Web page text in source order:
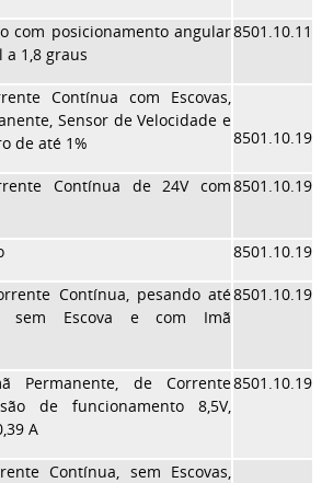
com posicionamento angular
1,8 graus
8501.10.11
Contínua com Escovas,
Sensor de Velocidade e
de até 1%
8501.10.19
Contínua de 24V com8501.10.19
8501.10.19
Contínua, pesando até
sem Escova e com Imã
8501.10.19
Permanente, de Corrente
de funcionamento 8,5V,
A
8501.10.19
Contínua, sem Escovas,